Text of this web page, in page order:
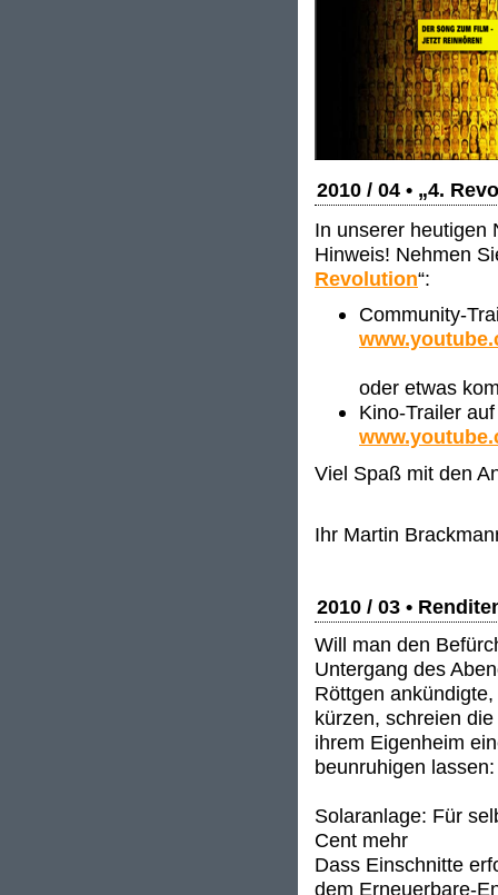
2010 / 04 • „4.
In unserer heutigen
Hinweis! Nehmen
Revolution“:
Community-
oder etwas
Kino-Trailer
Viel Spaß mit den
Ihr Martin
2010 / 03 •
Will man den
Untergang des
Röttgen
kürzen, schreien
ihrem Eigenheim
beunruhigen
Solaranlage: Für
Cent mehr
Dass Einschnitte
dem Erneuerbare-